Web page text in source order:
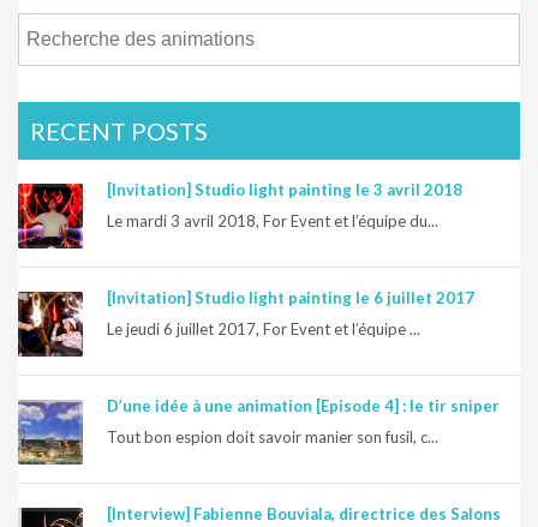
RECENT POSTS
[Invitation] Studio light painting le 3 avril 2018
Le mardi 3 avril 2018, For Event et l’équipe du...
[Invitation] Studio light painting le 6 juillet 2017
Le jeudi 6 juillet 2017, For Event et l’équipe ...
D’une idée à une animation [Episode 4] : le tir sniper
Tout bon espion doit savoir manier son fusil, c...
[Interview] Fabienne Bouviala, directrice des Salons